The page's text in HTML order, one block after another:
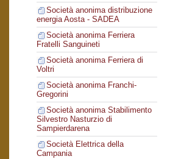
Società anonima distribuzione
energia Aosta - SADEA
Società anonima Ferriera
Fratelli Sanguineti
Società anonima Ferriera di
Voltri
Società anonima Franchi-
Gregorini
Società anonima Stabilimento
Silvestro Nasturzio di
Sampierdarena
Società Elettrica della
Campania